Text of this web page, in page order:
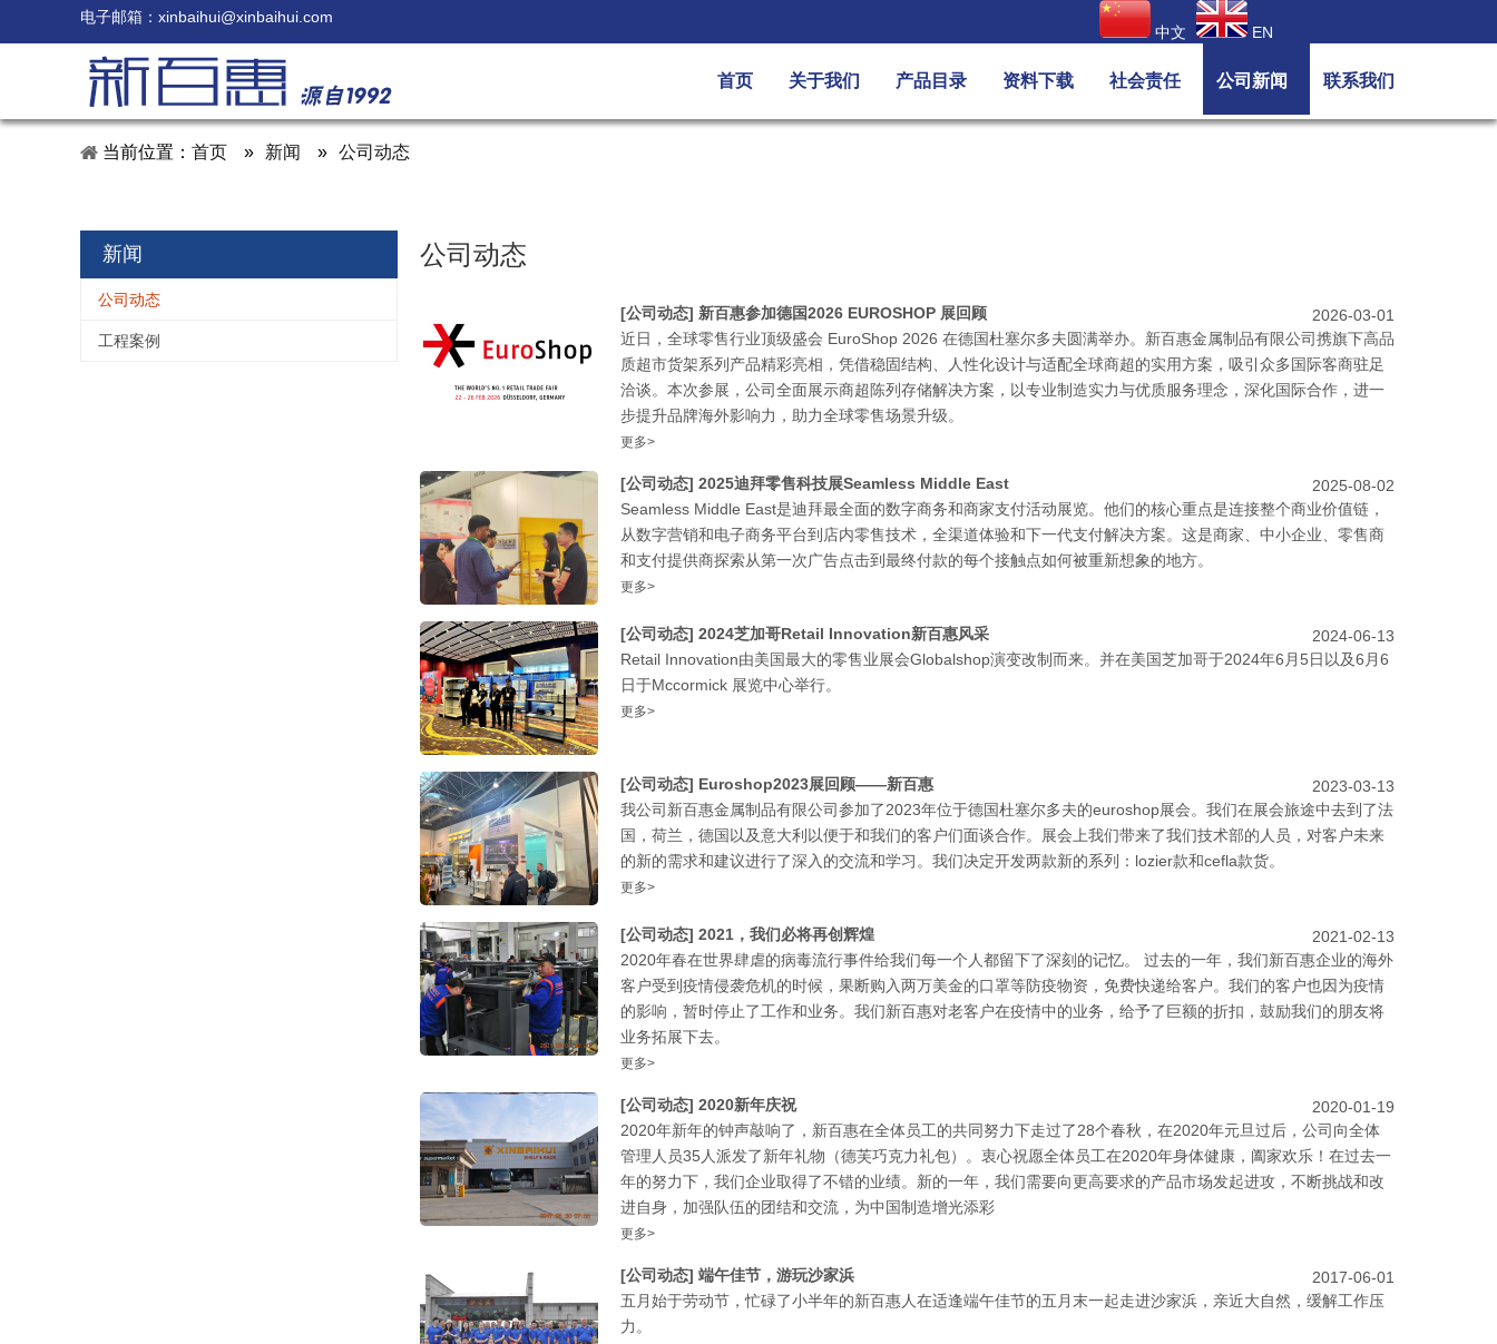
电子邮箱： xinbaihui@xinbaihui.com
中文
EN
首页 关于我们 产品目录 资料下载 社会责任 公司新闻 联系我们
当前位置： 首页 » 新闻 » 公司动态
新闻
公司动态
工程案例
公司动态
[公司动态] 新百惠参加德国2026 EUROSHOP 展回顾
2026-03-01
近日，全球零售行业顶级盛会 EuroShop 2026 在德国杜塞尔多夫圆满举办。新百惠金属制品有限公司携旗下高品
质超市货架系列产品精彩亮相，凭借稳固结构、人性化设计与适配全球商超的实用方案，吸引众多国际客商驻足
洽谈。本次参展，公司全面展示商超陈列存储解决方案，以专业制造实力与优质服务理念，深化国际合作，进一
步提升品牌海外影响力，助力全球零售场景升级。
更多>
[公司动态] 2025迪拜零售科技展Seamless Middle East
2025-08-02
Seamless Middle East是迪拜最全面的数字商务和商家支付活动展览。他们的核心重点是连接整个商业价值链，
从数字营销和电子商务平台到店内零售技术，全渠道体验和下一代支付解决方案。这是商家、中小企业、零售商
和支付提供商探索从第一次广告点击到最终付款的每个接触点如何被重新想象的地方。
更多>
[公司动态] 2024芝加哥Retail Innovation新百惠风采
2024-06-13
Retail Innovation由美国最大的零售业展会Globalshop演变改制而来。并在美国芝加哥于2024年6月5日以及6月6
日于Mccormick 展览中心举行。
更多>
[公司动态] Euroshop2023展回顾——新百惠
2023-03-13
我公司新百惠金属制品有限公司参加了2023年位于德国杜塞尔多夫的euroshop展会。我们在展会旅途中去到了法
国，荷兰，德国以及意大利以便于和我们的客户们面谈合作。展会上我们带来了我们技术部的人员，对客户未来
的新的需求和建议进行了深入的交流和学习。我们决定开发两款新的系列：lozier款和cefla款货。
更多>
[公司动态] 2021，我们必将再创辉煌
2021-02-13
2020年春在世界肆虐的病毒流行事件给我们每一个人都留下了深刻的记忆。 过去的一年，我们新百惠企业的海外
客户受到疫情侵袭危机的时候，果断购入两万美金的口罩等防疫物资，免费快递给客户。我们的客户也因为疫情
的影响，暂时停止了工作和业务。我们新百惠对老客户在疫情中的业务，给予了巨额的折扣，鼓励我们的朋友将
业务拓展下去。
更多>
[公司动态] 2020新年庆祝
2020-01-19
2020年新年的钟声敲响了，新百惠在全体员工的共同努力下走过了28个春秋，在2020年元旦过后，公司向全体
管理人员35人派发了新年礼物（德芙巧克力礼包）。衷心祝愿全体员工在2020年身体健康，阖家欢乐！在过去一
年的努力下，我们企业取得了不错的业绩。新的一年，我们需要向更高要求的产品市场发起进攻，不断挑战和改
进自身，加强队伍的团结和交流，为中国制造增光添彩
更多>
[公司动态] 端午佳节，游玩沙家浜
2017-06-01
五月始于劳动节，忙碌了小半年的新百惠人在适逢端午佳节的五月末一起走进沙家浜，亲近大自然，缓解工作压
力。